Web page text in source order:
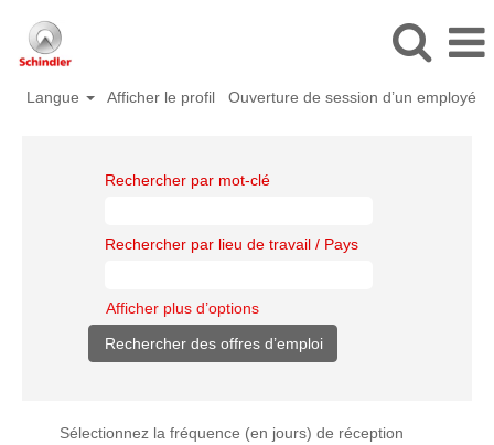
Langue Afficher le profil Ouverture de session d’un employé
Rechercher par mot-clé
Rechercher par lieu de travail / Pays
Afficher plus d’options
Sélectionnez la fréquence (en jours) de réception